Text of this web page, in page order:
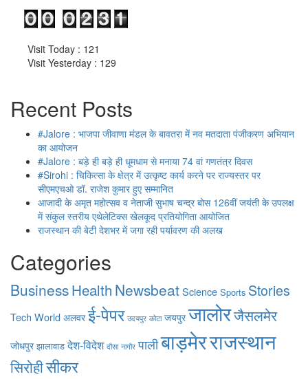
Visit Today : 121
Visit Yesterday : 129
Recent Posts
#Jalore : भाजपा जीवाणा मंडल के बावतरा में नव मतदाता पंजीकरण अभियान
का आयोजन
#Jalore : बड़े ही बड़े ही धूमधाम से मनाया 74 वां गणतंत्र दिवस
#Sirohi : चिकित्सा के क्षेत्र में उत्कृष्ट कार्य करने पर राज्यस्तर पर
सीएमएचओ डॉ. राजेश कुमार हुए सम्मानित
आजादी के अमृत महोत्सव व नेताजी सुभाष चन्द्र बोस 126वीं जयंती के उपलक्ष
में संकुल स्तरीय एथेलेटिक्स खेलकूद प्रतियोगिता आयोजित
राजस्थान की बेटी देशभर में जगा रही पर्यावरण की अलख
Categories
BusinessHealth NewsbeatScience Sports Stories
Tech Worldअलवरई-पेपर उदयपुर कोटा जयपुरजालोरजैसलमेर
जोधपुर झालावाड देश-विदेश दौसा नागौर पालीबाड़मेरराजस्थान
सिरोहीसीकर